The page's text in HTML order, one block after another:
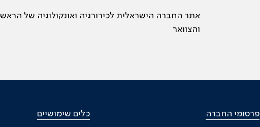
צוואר,
אתר החברה הישראלית לכירורגיה ואונקולוגיה של הראש
והצוואר
פרסומי החברה
כלים שימושיים